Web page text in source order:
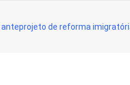
de reforma